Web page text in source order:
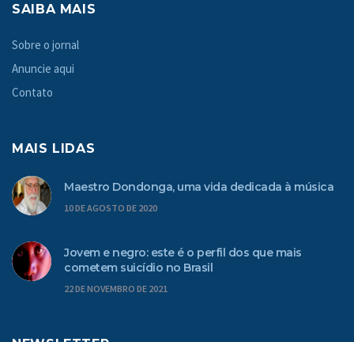
SAIBA MAIS
Sobre o jornal
Anuncie aqui
Contato
MAIS LIDAS
Maestro Dondonga, uma vida dedicada à música
10 DE AGOSTO DE 2020
Jovem e negro: este é o perfil dos que mais
cometem suicídio no Brasil
22 DE NOVEMBRO DE 2021